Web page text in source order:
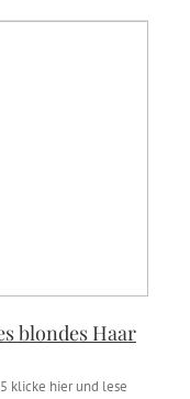
blondes Haar
klicke hier und lese